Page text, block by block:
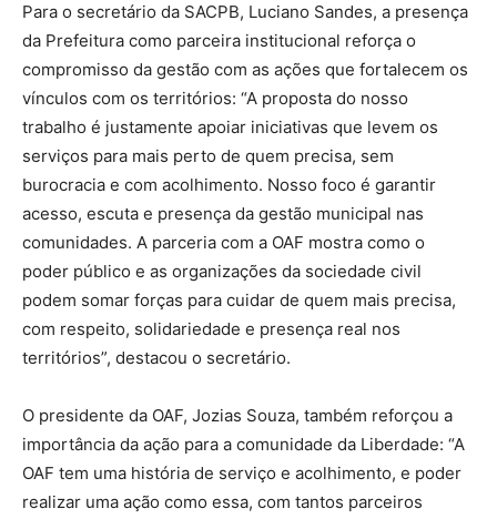
Para o secretário da SACPB, Luciano Sandes, a presença
da Prefeitura como parceira institucional reforça o
compromisso da gestão com as ações que fortalecem os
vínculos com os territórios: “A proposta do nosso
trabalho é justamente apoiar iniciativas que levem os
serviços para mais perto de quem precisa, sem
burocracia e com acolhimento. Nosso foco é garantir
acesso, escuta e presença da gestão municipal nas
comunidades. A parceria com a OAF mostra como o
poder público e as organizações da sociedade civil
podem somar forças para cuidar de quem mais precisa,
com respeito, solidariedade e presença real nos
territórios”, destacou o secretário.
O presidente da OAF, Jozias Souza, também reforçou a
importância da ação para a comunidade da Liberdade: “A
OAF tem uma história de serviço e acolhimento, e poder
realizar uma ação como essa, com tantos parceiros